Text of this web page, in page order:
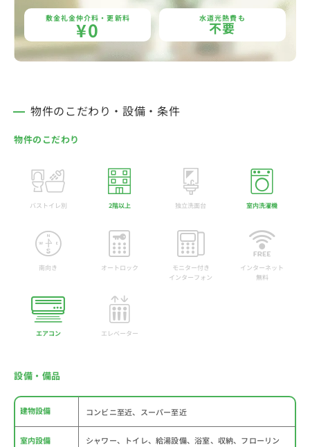
敷金礼金仲介料・更新料
¥0 水道光熱費も
不要
物件のこだわり・設備・条件
物件のこだわり
バストイレ別 2階以上 独立洗面台 室内洗濯機
南向き オートロック
モニター付き
インターフォン
インターネット
無料
エアコン エレベーター
設備・備品
建物設備 コンビニ至近、スーパー至近
室内設備
シャワー、トイレ、給湯設備、浴室、収納、フローリン